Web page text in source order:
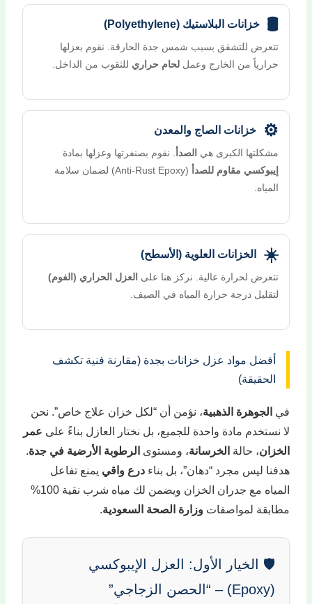
🛢️ خزانات البلاستيك (Polyethylene)
تتعرض للتشقق بسبب شمس جدة الحارقة. نقوم بعزلها
حرارياً من الخارج وعمللحام حراري للثقوب من الداخل.
⚙️ خزانات الصاج والمعدن
مشكلتها الكبرى هي الصدأ . نقوم بصنفرتها وعزلها بمادة
إيبوكسي مقاوم للصدأ
(Anti-Rust Epoxy) لضمان سلامة
المياه.
☀️ الخزانات العلوية (الأسطح)
تتعرض لحرارة عالية. نركز هنا على العزل الحراري (الفوم)
لتقليل درجة حرارة المياه في الصيف.
أفضل مواد عزل خزانات بجدة (مقارنة فنية تكشف
الحقيقة)
في الجوهرة الذهبية، نؤمن أن “لكل خزان علاج خاص”. نحن
لا نستخدم مادة واحدة للجميع، بل نختار العازل بناءً على عمر
الخزان، حالة الخرسانة، ومستوى الرطوبة الأرضية في جدة.
هدفنا ليس مجرد “دهان”، بل بناءدرع واقي يمنع تفاعل
المياه مع جدران الخزان ويضمن لك مياه شرب نقية 100%
مطابقة لمواصفاتوزارة الصحة السعودية.
🛡️ الخيار الأول: العزل الإيبوكسي
(Epoxy) – “الحصن الزجاجي”